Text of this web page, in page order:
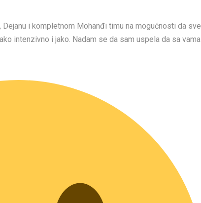
i kompletnom Mohanđi timu na mogućnosti da sve
intenzivno i jako. Nadam se da sam uspela da sa vama